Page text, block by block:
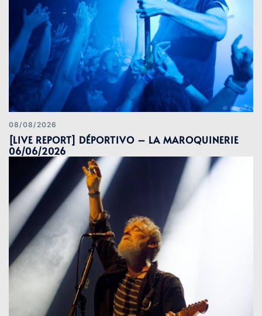
08/08/2026
[LIVE REPORT] DÉPORTIVO – LA MAROQUINERIE
06/06/2026